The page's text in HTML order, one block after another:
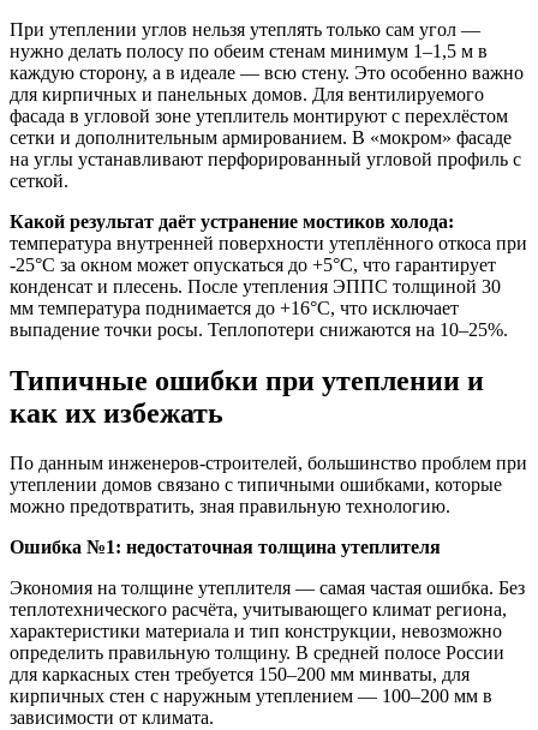
При утеплении углов нельзя утеплять только сам угол —
нужно делать полосу по обеим стенам минимум 1–1,5 м в
каждую сторону, а в идеале — всю стену. Это особенно важно
для кирпичных и панельных домов. Для вентилируемого
фасада в угловой зоне утеплитель монтируют с перехлёстом
сетки и дополнительным армированием. В «мокром» фасаде
на углы устанавливают перфорированный угловой профиль с
сеткой.
Какой результат даёт устранение мостиков холода:
температура внутренней поверхности утеплённого откоса при
-25°C за окном может опускаться до +5°C, что гарантирует
конденсат и плесень. После утепления ЭППС толщиной 30
мм температура поднимается до +16°C, что исключает
выпадение точки росы. Теплопотери снижаются на 10–25%.
Типичные ошибки при утеплении и
как их избежать
По данным инженеров-строителей, большинство проблем при
утеплении домов связано с типичными ошибками, которые
можно предотвратить, зная правильную технологию.
Ошибка №1: недостаточная толщина утеплителя
Экономия на толщине утеплителя — самая частая ошибка. Без
теплотехнического расчёта, учитывающего климат региона,
характеристики материала и тип конструкции, невозможно
определить правильную толщину. В средней полосе России
для каркасных стен требуется 150–200 мм минваты, для
кирпичных стен с наружным утеплением — 100–200 мм в
зависимости от климата.